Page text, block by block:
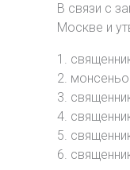
В связи с
Москве и
1.
2.
3.
4.
5.
6.